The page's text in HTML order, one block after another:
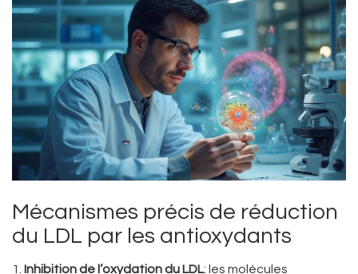
Mécanismes précis de réduction
du LDL par les antioxydants
Inhibition de l’oxydation du LDL: les molécules